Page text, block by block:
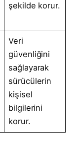
şekilde korur.
Veri
güvenliğini
sağlayarak
sürücülerin
kişisel
bilgilerini
korur.